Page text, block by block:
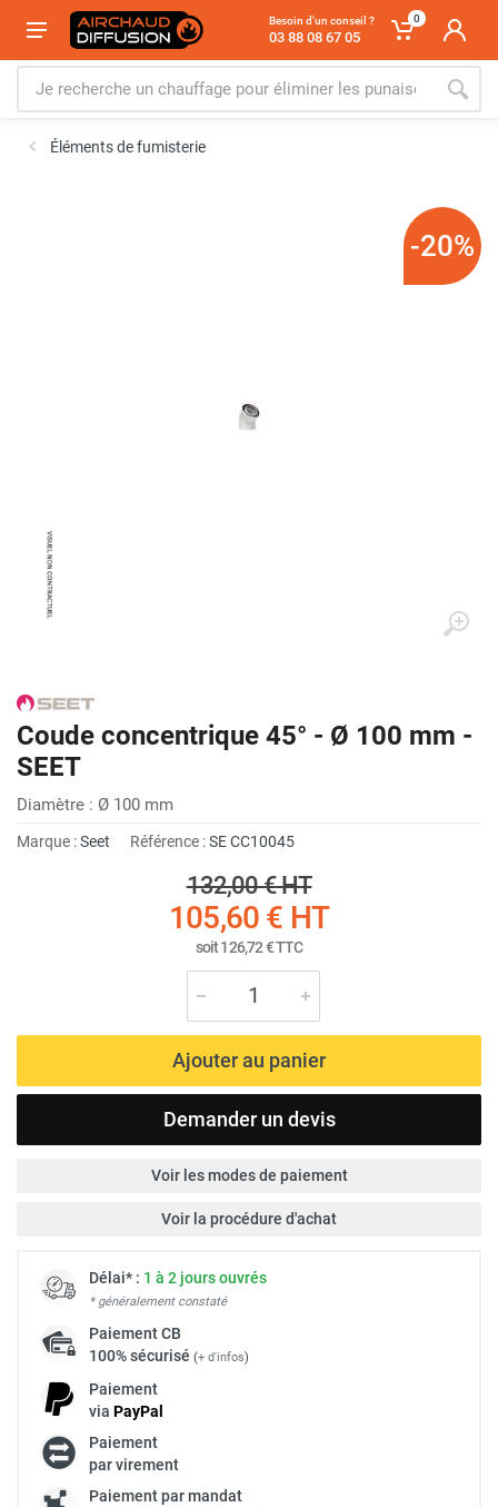
Besoin d'un conseil ?
03 88 08 67 05
0
Éléments de fumisterie
-20%
Coude concentrique 45° - Ø 100 mm -
SEET
Diamètre : Ø 100 mm
Marque :Seet Référence :SE CC10045
132,00 €HT
105,60 € HT
soit126,72 €TTC
Ajouter au panier
Demander un devis
Voir les modes de paiement
Voir la procédure d'achat
Délai* : 1 à 2 jours ouvrés
* généralement constaté
PaiementCB
100% sécurisé (+ d'infos)
Paiement
via PayPal
Paiement
par virement
Paiement par mandat